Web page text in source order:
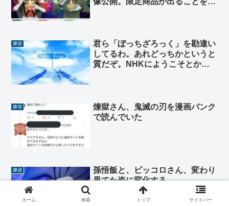
嫌儲
君ら「ぼっちざろっく」を勘違い
してるわ。あれどっちかというと
質だぞ。NHKにようこそとか四
嫌儲
煉獄さん、鬼滅の刃を漫画バンク
で読んでいた
嫌儲
孫悟飯と、ピッコロさん、変わり
果てた姿に変化する。
ホーム 検索 トップ サイドバー